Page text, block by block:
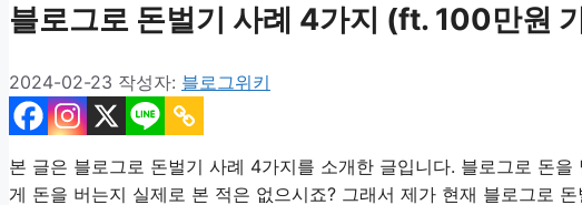
블로그로 돈벌기 사례 4가지 (ft. 100만원
2024-02-23 작성자: 블로그위키
본 글은 블로그로 돈벌기 사례 4가지를 소개한 글입니다. 블로그로 돈
게 돈을 버는지 실제로 본 적은 없으시죠? 그래서 제가 현재 블로그로